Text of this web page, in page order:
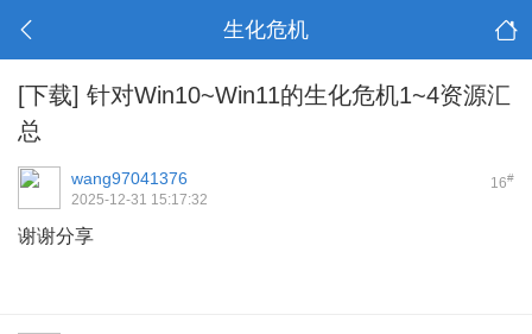
生化危机
[下载] 针对Win10~Win11的生化危机1~4资源汇
总
16#
wang97041376
2025-12-31 15:17:32
谢谢分享